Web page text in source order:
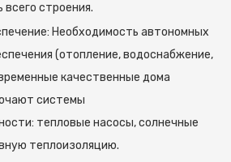
всего строения.
Необходимость автономных
(отопление, водоснабжение,
качественные дома
системы
тепловые насосы, солнечные
теплоизоляцию.